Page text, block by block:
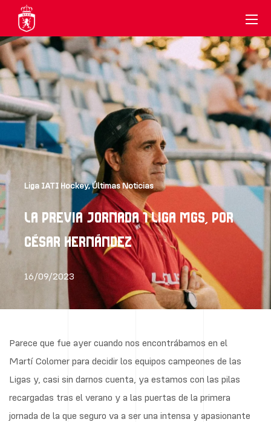
Liga IATI Hockey,Últimas Noticias
LA PREVIA JORNADA 1 LIGA MGS, POR
CÉSAR HERNÁNDEZ
16/09/2023
Parece que fue ayer cuando nos encontrábamos en el
Martí Colomer para decidir los equipos campeones de las
Ligas y, casi sin darnos cuenta, ya estamos con las pilas
recargadas tras el verano y a las puertas de la primera
jornada de la que seguro va a ser una intensa y apasionante